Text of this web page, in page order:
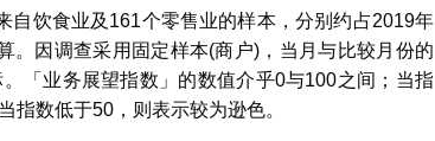
自饮食业及161个零售业的样本，分别约占2019年
。因调查采用固定样本(商户)，当月与比较月份的
「业务展望指数」的数值介乎0与100之间；当指
指数低于50，则表示较为逊色。